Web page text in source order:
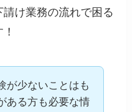
け業務の流れで困る
が少ないことはも
ある方も必要な情